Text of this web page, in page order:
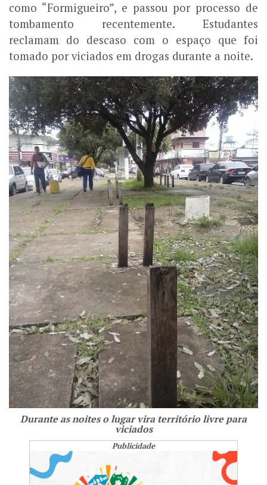
como “Formigueiro”, e passou por processo de
tombamento recentemente. Estudantes
reclamam do descaso com o espaço que foi
tomado por viciados em drogas durante a noite.
Durante as noites o lugar vira território livre para
viciados
Publicidade